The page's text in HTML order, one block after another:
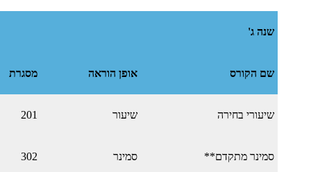
שנה ג'
שם הקורס אופן הוראה מסגרת
שיעורי בחירה שיעור 201
סמינר מתקדם** סמינר 302